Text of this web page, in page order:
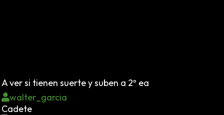
A ver si tienen suerte y suben a 2º ea
walter_garcia
Cadete